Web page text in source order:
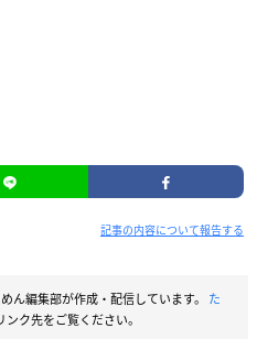
記事の内容について報告する
ん編集部が作成・配信しています。 た
ク先をご覧ください。